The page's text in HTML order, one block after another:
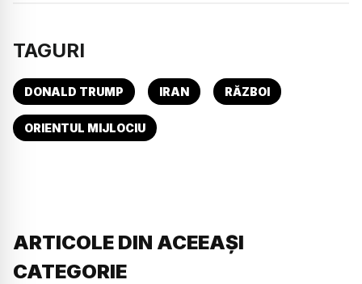
TAGURI
DONALD TRUMP IRAN RĂZBOI
ORIENTUL MIJLOCIU
ARTICOLE DIN ACEEAȘI
CATEGORIE